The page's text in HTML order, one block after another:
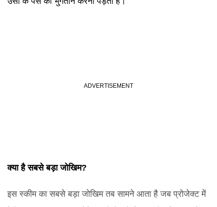
क्या है सबसे बड़ा जोखिम?
इस स्कीम का सबसे बड़ा जोखिम तब सामने आता है जब प्रोजेक्ट में